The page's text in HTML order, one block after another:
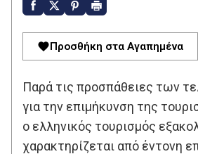
Προσθήκη στα Αγαπημένα
Παρά τις προσπάθειες των
για την επιμήκυνση της
ο ελληνικός τουρισμός
χαρακτηρίζεται από έντονη